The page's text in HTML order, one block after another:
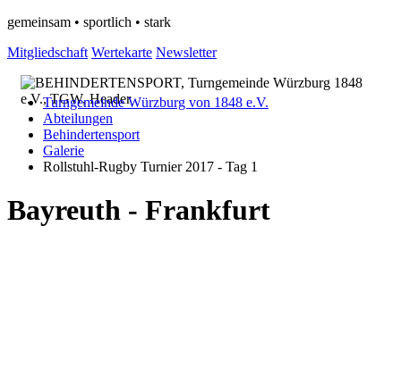
gemeinsam • sportlich • stark
Mitgliedschaft Wertekarte Newsletter
Turngemeinde Würzburg von 1848 e.V.
Abteilungen
Behindertensport
Galerie
Rollstuhl-Rugby Turnier 2017 - Tag 1
Bayreuth - Frankfurt